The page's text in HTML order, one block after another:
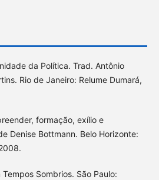
da Política. Trad. Antônio
Rio de Janeiro: Relume Dumará,
formação, exílio e
Denise Bottmann. Belo Horizonte:
Sombrios. São Paulo: